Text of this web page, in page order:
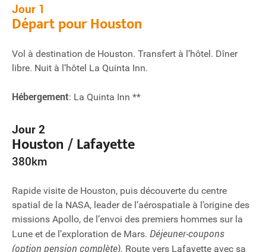
Jour 1
Départ pour Houston
Vol à destination de Houston. Transfert à l’hôtel. Dîner
libre. Nuit à l’hôtel La Quinta Inn.
Hébergement: La Quinta Inn **
Jour 2
Houston / Lafayette
380km
Rapide visite de Houston, puis découverte du centre
spatial de la NASA, leader de l’aérospatiale à l’origine des
missions Apollo, de l’envoi des premiers hommes sur la
Lune et de l’exploration de Mars. Déjeuner-coupons
(option pension complète). Route vers Lafayette avec sa